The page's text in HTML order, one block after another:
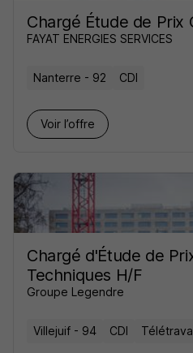
Chargé Étude de Prix
FAYAT ENERGIES SERVICES
Nanterre - 92 CDI
Voir l’offre
Chargé d'Étude de
Techniques H/F
Groupe Legendre
Villejuif - 94 CDI